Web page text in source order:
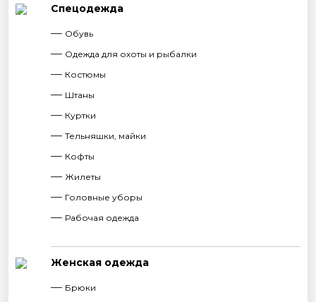
Спецодежда
Обувь
Одежда для охоты и рыбалки
Костюмы
Штаны
Куртки
Тельняшки, майки
Кофты
Жилеты
Головные уборы
Рабочая одежда
Женская одежда
Брюки